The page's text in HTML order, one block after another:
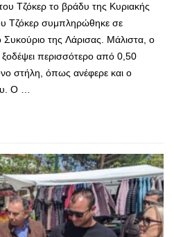
Τζόκερ το βράδυ της Κυριακής
Τζόκερ συμπληρώθηκε σε
της Λάρισας. Μάλιστα, ο
ξοδέψει περισσότερο από 0,50
στήλη, όπως ανέφερε και ο
Ο …